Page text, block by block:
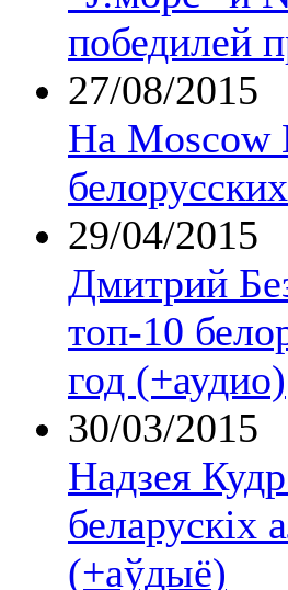
победилей
27/08/2015
На Moscow
29/04/2015
Дмитрий
топ-10
год (+аудио)
30/03/2015
Надзея
беларускіх
(+аўдыё)